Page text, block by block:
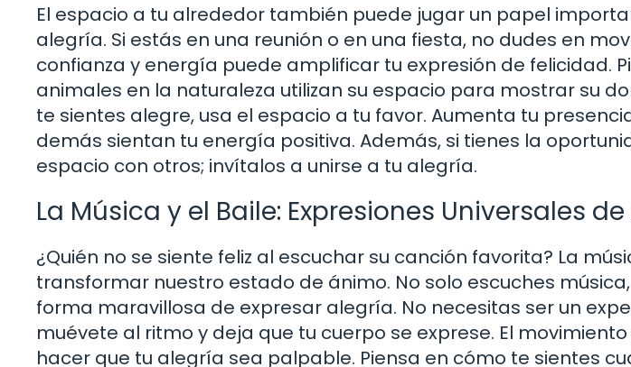
El espacio a tu alrededor también puede jugar un papel
alegría. Si estás en una reunión o en una fiesta, no dudes en
confianza y energía puede amplificar tu expresión de felicidad.
animales en la naturaleza utilizan su espacio para mostrar su
te sientes alegre, usa el espacio a tu favor. Aumenta tu
demás sientan tu energía positiva. Además, si tienes la
espacio con otros; invítalos a unirse a tu alegría.
La Música y el Baile: Expresiones Universales
¿Quién no se siente feliz al escuchar su canción favorita? La
transformar nuestro estado de ánimo. No solo escuches música,
forma maravillosa de expresar alegría. No necesitas ser un
muévete al ritmo y deja que tu cuerpo se exprese. El
hacer que tu alegría sea palpable. Piensa en cómo te sientes